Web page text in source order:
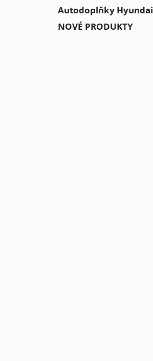
Autodoplňky Hyundai
NOVÉ PRODUKTY